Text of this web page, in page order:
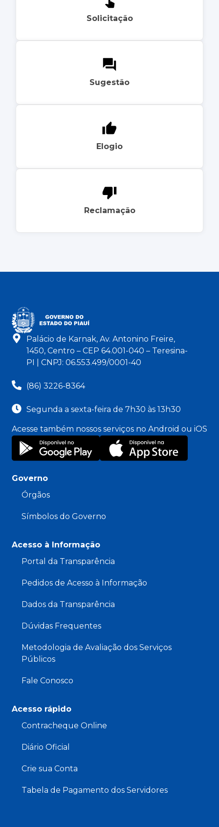
Solicitação
Sugestão
Elogio
Reclamação
Palácio de Karnak, Av. Antonino Freire,
1450, Centro – CEP 64.001-040 – Teresina-
PI | CNPJ: 06.553.499/0001-40
(86) 3226-8364
Segunda a sexta-feira de 7h30 às 13h30
Acesse também nossos serviços no Android ou iOS
Governo
Órgãos
Símbolos do Governo
Acesso à Informação
Portal da Transparência
Pedidos de Acesso à Informação
Dados da Transparência
Dúvidas Frequentes
Metodologia de Avaliação dos Serviços
Públicos
Fale Conosco
Acesso rápido
Contracheque Online
Diário Oficial
Crie sua Conta
Tabela de Pagamento dos Servidores